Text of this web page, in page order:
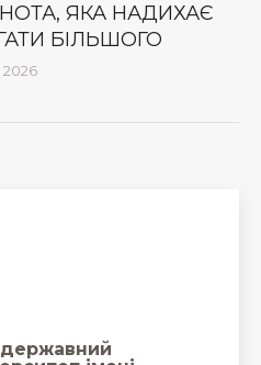
ЯКА НАДИХАЄ
БІЛЬШОГО
2026